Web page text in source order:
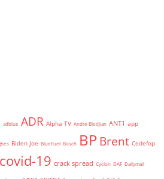
adblue ADR Alpha TV Andre Bledjian ANT1 app
Biden Joe BlueFuel Bosch BPBrent Cedefop
covid-19 crack spread Cyclon DAF Dailymail